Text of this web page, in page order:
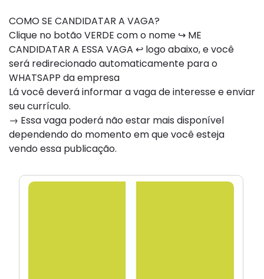
COMO SE CANDIDATAR A VAGA?
Clique no botão VERDE com o nome ↪ ME
CANDIDATAR A ESSA VAGA ↩ logo abaixo, e você
será redirecionado automaticamente para o
WHATSAPP da empresa
Lá você deverá informar a vaga de interesse e enviar
seu currículo.
→ Essa vaga poderá não estar mais disponível
dependendo do momento em que você esteja
vendo essa publicação.